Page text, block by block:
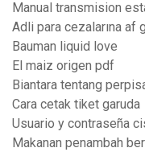
Manual transmision
Adli para cezalarına af
Bauman liquid love
El maiz origen pdf
Biantara tentang
Cara cetak tiket garuda
Usuario y contraseña
Makanan penambah